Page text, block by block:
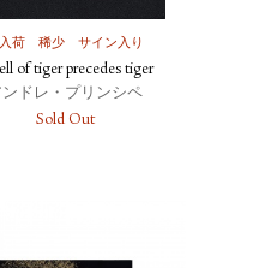
荷 稀少 サイン入り
of tiger precedes tiger
ンドレ・プリンシペ
Sold Out